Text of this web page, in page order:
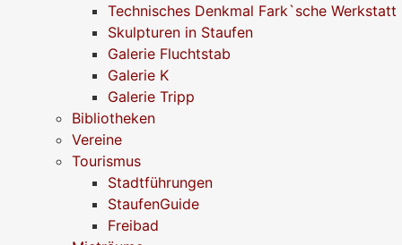
Technisches Denkmal Fark`sche Werkstatt
Skulpturen in Staufen
Galerie Fluchtstab
Galerie K
Galerie Tripp
Bibliotheken
Vereine
Tourismus
Stadtführungen
StaufenGuide
Freibad